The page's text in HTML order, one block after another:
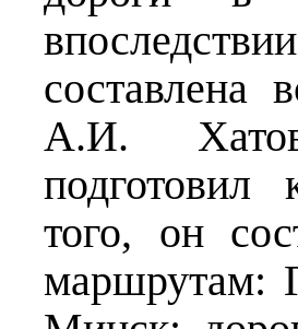
составлена
А.И.
подготовил
того, он